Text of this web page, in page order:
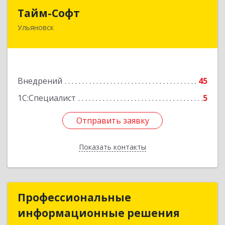
Тайм-Софт
Ульяновск
Внедрений
45
1С:Специалист
5
Отправить заявку
Показать контакты
Отправить заявку
Назад
Профессиональные
информационные решения
Профессиональные
информационные решения